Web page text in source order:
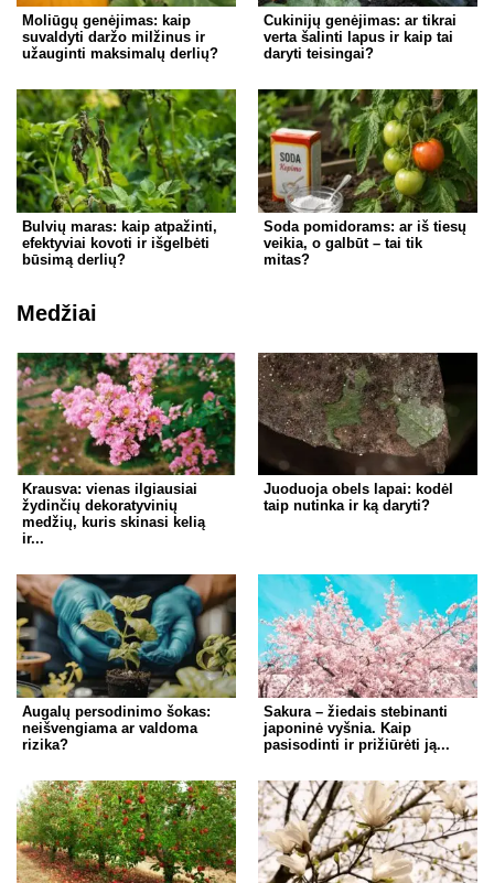
Moliūgų genėjimas: kaip
suvaldyti daržo milžinus ir
užauginti maksimalų derlių?
Cukinijų genėjimas: ar tikrai
verta šalinti lapus ir kaip tai
daryti teisingai?
Bulvių maras: kaip atpažinti,
efektyviai kovoti ir išgelbėti
būsimą derlių?
Soda pomidorams: ar iš tiesų
veikia, o galbūt – tai tik
mitas?
Medžiai
Krausva: vienas ilgiausiai
žydinčių dekoratyvinių
medžių, kuris skinasi kelią
ir...
Juoduoja obels lapai: kodėl
taip nutinka ir ką daryti?
Augalų persodinimo šokas:
neišvengiama ar valdoma
rizika?
Sakura – žiedais stebinanti
japoninė vyšnia. Kaip
pasisodinti ir prižiūrėti ją...